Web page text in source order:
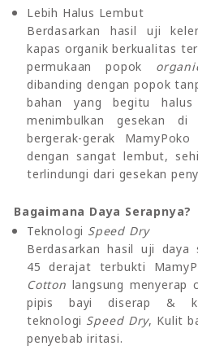
Lebih Halus Lembut
Berdasarkan hasil uji
kapas organik berkualitas
permukaan popok
dibanding dengan popok
bahan yang begitu
menimbulkan gesekan
bergerak-gerak
dengan sangat lembut,
terlindungi dari gesekan
Bagaimana Daya Serapnya?
Teknologi Speed Dry
Berdasarkan hasil uji daya
45 derajat terbukti
Cotton langsung menyerap
pipis bayi diserap &
teknologi Speed Dry, Kulit
penyebab iritasi.